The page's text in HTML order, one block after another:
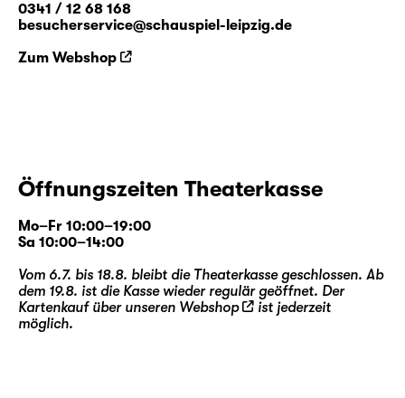
0341 / 12 68 168
besucherservice@schauspiel-leipzig.de
Zum Webshop
Öffnungszeiten Theaterkasse
Mo–Fr 10:00–19:00
Sa 10:00–14:00
Vom 6.7. bis 18.8. bleibt die Theaterkasse geschlossen. Ab
dem 19.8. ist die Kasse wieder regulär geöffnet. Der
Kartenkauf über unseren Webshop
ist jederzeit
möglich.